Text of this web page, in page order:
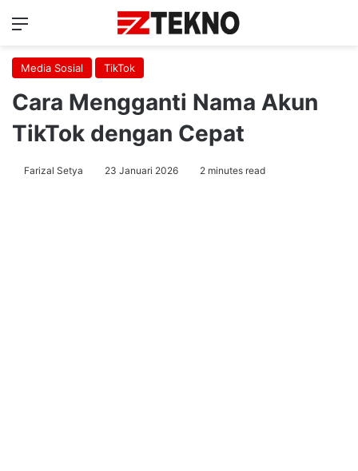
Menu
Media Sosial TikTok
Cara Mengganti Nama Akun
TikTok dengan Cepat
Farizal Setya 23 Januari 2026 2 minutes read